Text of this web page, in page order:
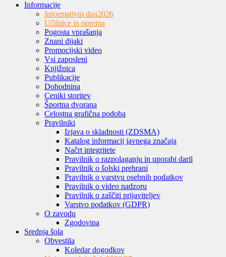
Informacije
Informativni dan2026
Učilnice in oprema
Pogosta vprašanja
Znani dijaki
Promocijski video
Vsi zaposleni
Knjižnica
Publikacije
Dohodnina
Ceniki storitev
Športna dvorana
Celostna grafična podoba
Pravilniki
Izjava o skladnosti (ZDSMA)
Katalog informacij javnega značaja
Načrt integritete
Pravilnik o razpolaganju in uporabi daril
Pravilnik o šolski prehrani
Pravilnik o varstvu osebnih podatkov
Pravilnik o video nadzoru
Pravilnik o zaščiti prijaviteljev
Varstvo podatkov (GDPR)
O zavodu
Zgodovina
Srednja šola
Obvestila
Koledar dogodkov